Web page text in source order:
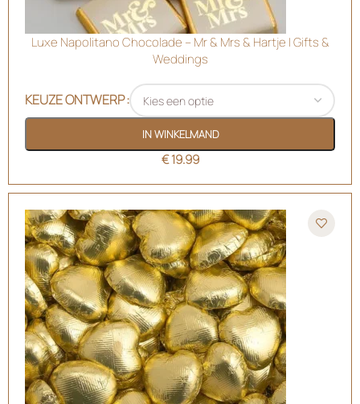
Luxe Napolitano Chocolade – Mr & Mrs & Hartje | Gifts &
Weddings
KEUZE ONTWERP
IN WINKELMAND
€19.99